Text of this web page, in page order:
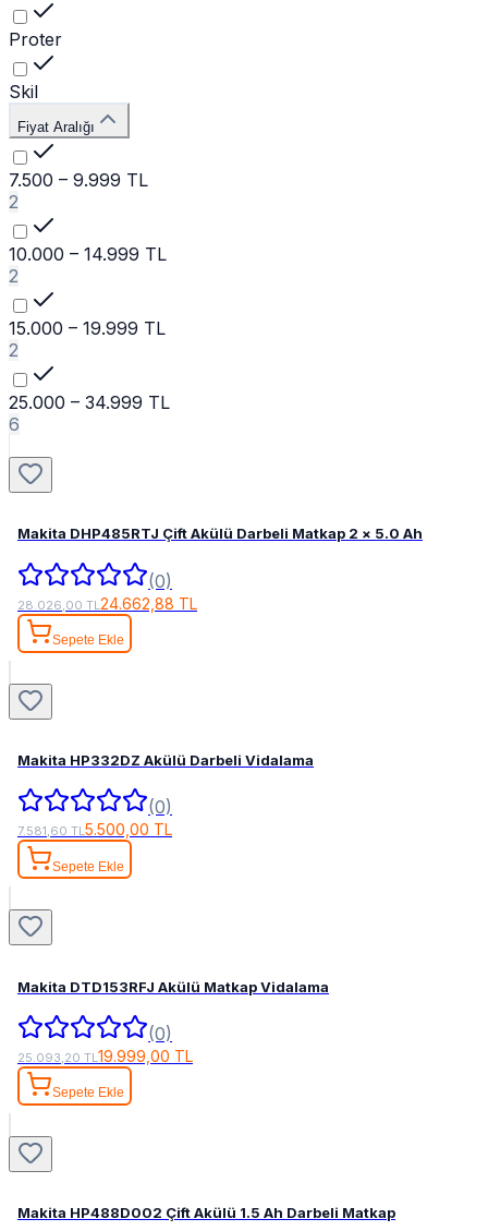
Proter
Skil
Fiyat Aralığı
7.500 – 9.999 TL
2
10.000 – 14.999 TL
2
15.000 – 19.999 TL
2
25.000 – 34.999 TL
6
Makita DHP485RTJ Çift Akülü Darbeli Matkap 2 × 5.0 Ah
(0)
28.026,00 TL 24.662,88 TL
Sepete Ekle
Makita HP332DZ Akülü Darbeli Vidalama
(0)
7.581,60 TL5.500,00 TL
Sepete Ekle
Makita DTD153RFJ Akülü Matkap Vidalama
(0)
25.093,20 TL19.999,00 TL
Sepete Ekle
Makita HP488D002 Çift Akülü 1.5 Ah Darbeli Matkap